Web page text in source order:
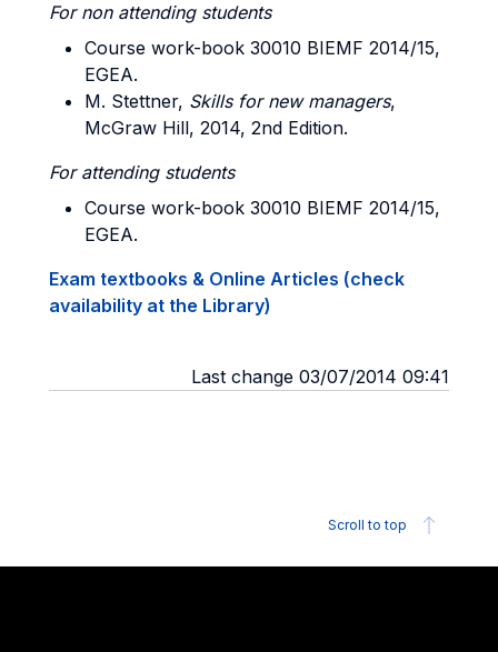
For non attending students
Course work-book 30010 BIEMF 2014/15,
EGEA.
M. Stettner, Skills for new managers,
McGraw Hill, 2014, 2nd Edition.
For attending students
Course work-book 30010 BIEMF 2014/15,
EGEA.
Exam textbooks & Online Articles (check
availability at the Library)
Last change 03/07/2014 09:41
Scroll to top